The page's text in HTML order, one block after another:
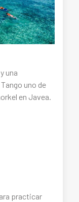
una
uno de
en Javea.
practicar